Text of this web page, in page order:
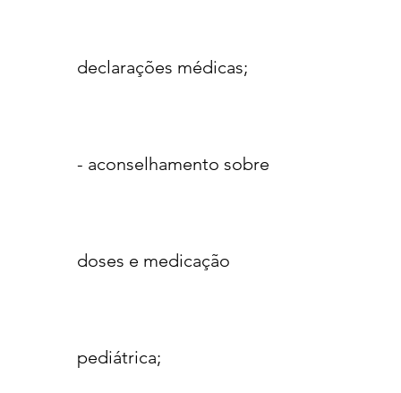
declarações médicas;
- aconselhamento sobre
doses e medicação
pediátrica;